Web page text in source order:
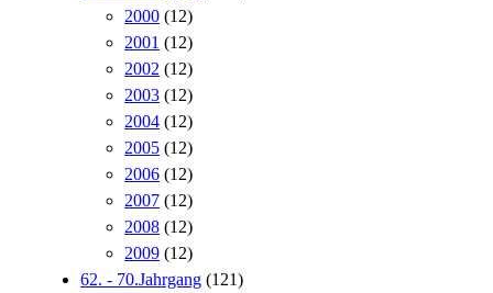
2000 (12)
2001 (12)
2002 (12)
2003 (12)
2004 (12)
2005 (12)
2006 (12)
2007 (12)
2008 (12)
2009 (12)
62. - 70.Jahrgang (121)